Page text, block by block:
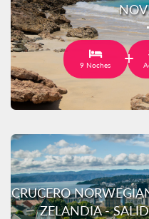
9 Noches
CRUCERO
ZELANDIA -